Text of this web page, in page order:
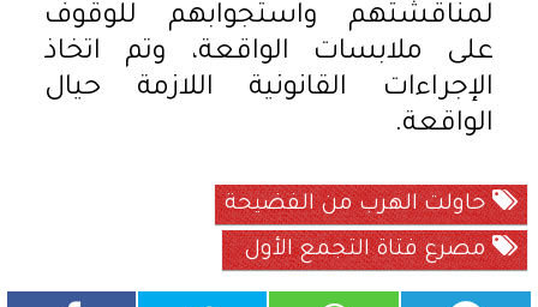
لمناقشتهم واستجوابهم للوقوف
على ملابسات الواقعة، وتم اتخاذ
الإجراءات القانونية اللازمة حيال
الواقعة.
حاولت الهرب من الفضيحة
مصرع فتاة التجمع الأول